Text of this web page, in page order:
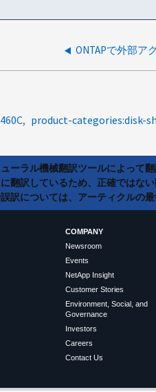
product-categories:disk-
ーラル機械翻訳ツールによって
翻訳しているため、正確ではな
訳については、アーティクルの
COMPANY
Newsroom
Events
NetApp Insight
Customer Stories
Environment, Social, and
Governance
Investors
Careers
Contact Us